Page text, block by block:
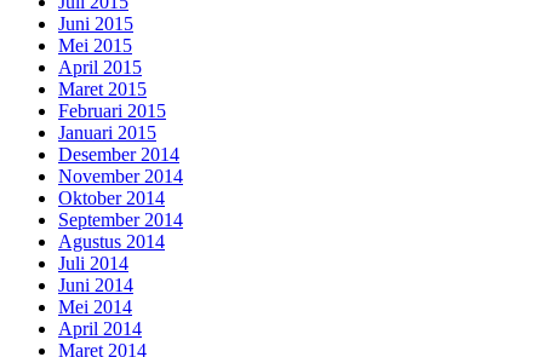
Juni 2015
Mei 2015
April 2015
Maret 2015
Februari 2015
Januari 2015
Desember 2014
November 2014
Oktober 2014
September 2014
Agustus 2014
Juli 2014
Juni 2014
Mei 2014
April 2014
Maret 2014